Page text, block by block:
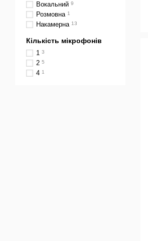
Вокальний 9
Розмовна 1
Накамерна 13
Кількість мікрофонів
1 3
2 5
4 1